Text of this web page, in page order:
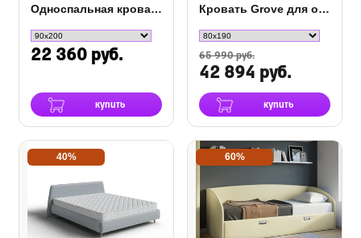
Односпальная кровать Сонум Emma
22 360 руб.
купить
Кровать Grove для основания ПМ
65 990 руб.
42 894 руб.
купить
40% 60%